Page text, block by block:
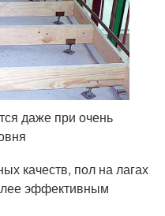
даже при очень
качеств, пол на лагах
эффективным